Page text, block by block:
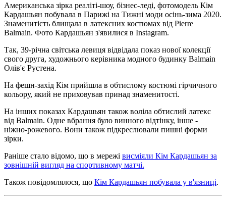
Американська зірка реаліті-шоу, бізнес-леді, фотомодель Кім
Кардашьян побувала в Парижі на Тижні моди осінь-зима 2020.
Знаменитість блищала в латексних костюмах від Pierre
Balmain. Фото Кардашьян з'явилися в Instagram.
Так, 39-річна світська левиця відвідала показ нової колекції
свого друга, художнього керівника модного будинку Balmain
Олів'є Рустена.
На фешн-захід Кім прийшла в обтислому костюмі гірчичного
кольору, який не приховував принад знаменитості.
На інших показах Кардашьян також воліла обтислий латекс
від Balmain. Одне вбрання було винного відтінку, інше -
ніжно-рожевого. Вони також підкреслювали пишні форми
зірки.
Раніше стало відомо, що в мережі висміяли Кім Кардашьян за
зовнішній вигляд на спортивному матчі.
Також повідомлялося, що Кім Кардашьян побувала у в'язниці.